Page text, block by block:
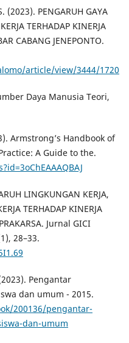
PENGARUH GAYA
TERHADAP KINERJA
CABANG JENEPONTO.
article/view/3444/1720
Daya Manusia Teori,
Armstrong’s Handbook of
A Guide to the.
LINGKUNGAN KERJA,
TERHADAP KINERJA
Jurnal GICI
28–33.
Pengantar
dan umum - 2015.
200136/pengantar-
dan-umum